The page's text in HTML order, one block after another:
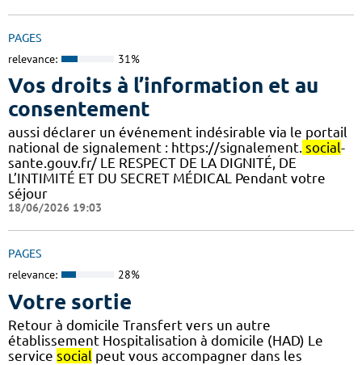
PAGES
relevance: 31%
Vos droits à l’information et au
consentement
aussi déclarer un événement indésirable via le portail
national de signalement : https://signalement. social-
sante.gouv.fr/ LE RESPECT DE LA DIGNITÉ, DE
L’INTIMITÉ ET DU SECRET MÉDICAL Pendant votre
séjour
18/06/2026 19:03
PAGES
relevance: 28%
Votre sortie
Retour à domicile Transfert vers un autre
établissement Hospitalisation à domicile (HAD) Le
service social peut vous accompagner dans les